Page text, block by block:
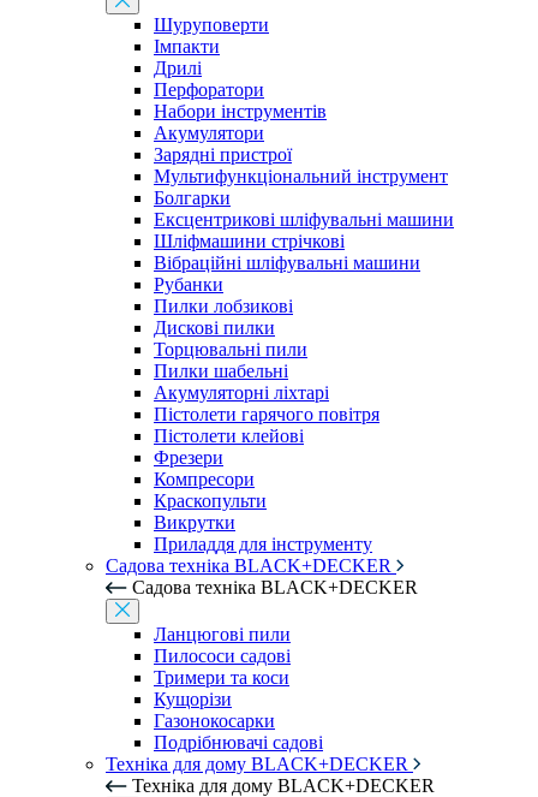
Шуруповерти
Імпакти
Дрилі
Перфоратори
Набори інструментів
Акумулятори
Зарядні пристрої
Мультифункціональний інструмент
Болгарки
Ексцентрикові шліфувальні машини
Шліфмашини стрічкові
Вібраційні шліфувальні машини
Рубанки
Пилки лобзикові
Дискові пилки
Торцювальні пили
Пилки шабельні
Акумуляторні ліхтарі
Пістолети гарячого повітря
Пістолети клейові
Фрезери
Компресори
Краскопульти
Викрутки
Приладдя для інструменту
Садова техніка BLACK+DECKER
Садова техніка BLACK+DECKER
Ланцюгові пили
Пилососи садові
Тримери та коси
Кущорізи
Газонокосарки
Подрібнювачі садові
Техніка для дому BLACK+DECKER
Техніка для дому BLACK+DECKER